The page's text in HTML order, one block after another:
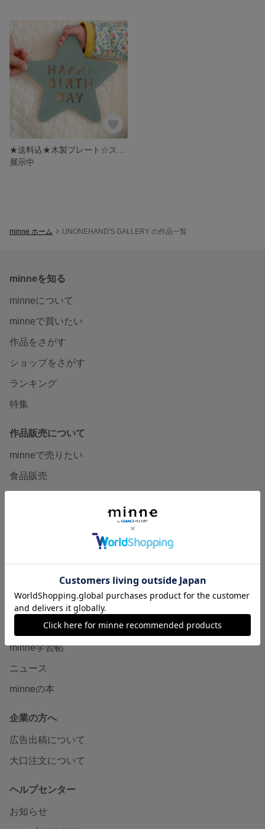
展示中
minne ホーム UNONEHAND'S GALLERY の作品一覧
minneを知る
minneについて
minneで買いたい
作品をさがす
ショップをさがす
ランキング
特集
作品販売について
minneで売りたい
食品販売
販売支援企画・イベント
読みもの
minneとものづくりと
minne学習帖
ニュース
minneの本
企業の方へ
広告出稿について
大口注文について
ヘルプセンター
お知らせ